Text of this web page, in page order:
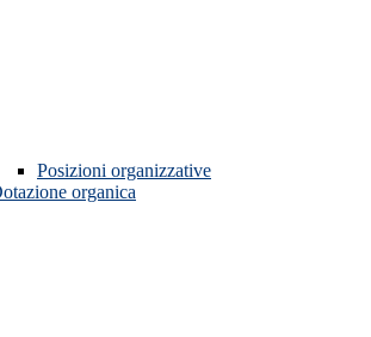
Posizioni organizzative
organica